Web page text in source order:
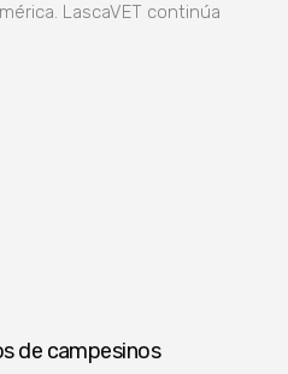
LascaVET continúa
de campesinos